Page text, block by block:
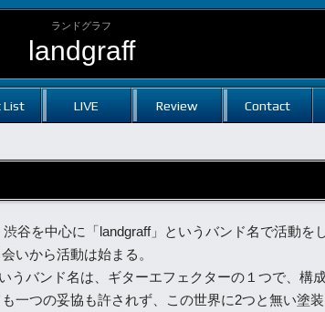
ランドグラフ
landgraff
List LIVE Review Contact
渋谷を中心に「landgraff」というバンド名で活動を
いから活動は始まる。
いうバンド名は、ギターエフェクターの１つで、構
一つの妥協も許されず、この世界に2つと無い塗